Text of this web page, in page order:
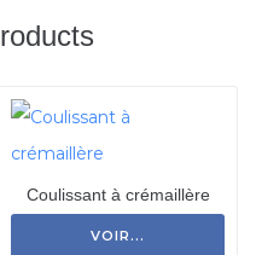
Coulissant à crémaillère
VOIR...